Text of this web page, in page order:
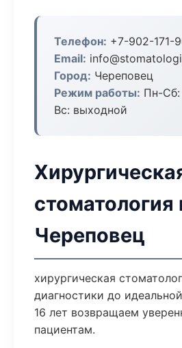
Телефон: +7-902-171-
Email:
Город: Череповец
Режим работы: Пн-Сб:
Вс: выходной
стоматология
Череповец
хирургическая
диагностики до
16 лет возвращаем
пациентам.